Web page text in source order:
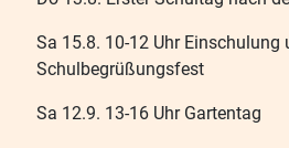
Sa 15.8. 10-12 Uhr Einschulung
Schulbegrüßungsfest
Sa 12.9. 13-16 Uhr Gartentag